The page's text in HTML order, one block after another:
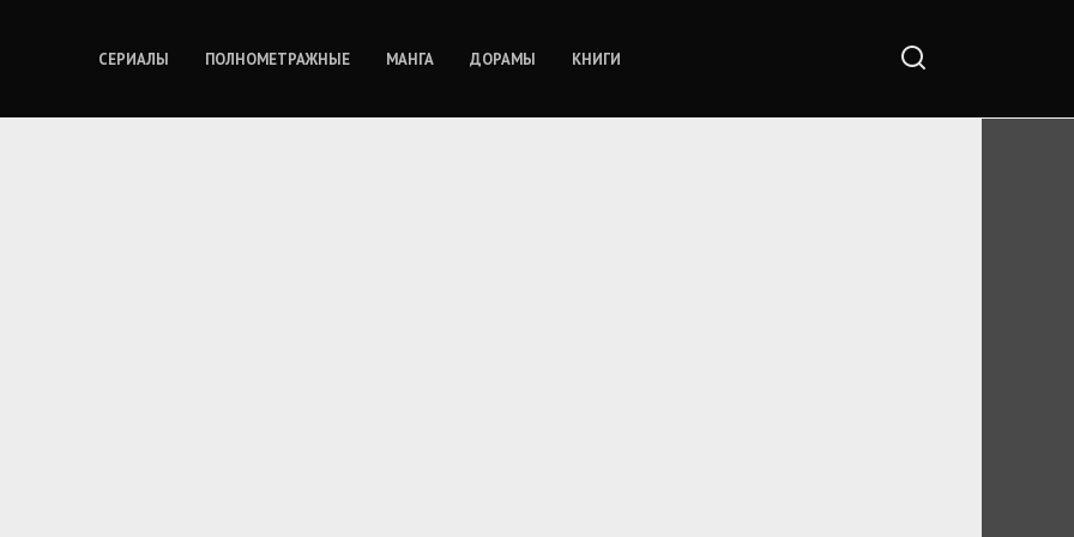
СЕРИАЛЫ ПОЛНОМЕТРАЖНЫЕ МАНГА ДОРАМЫ КНИГИ